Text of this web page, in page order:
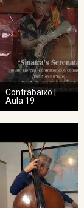
Contrabaixo |
Aula 19